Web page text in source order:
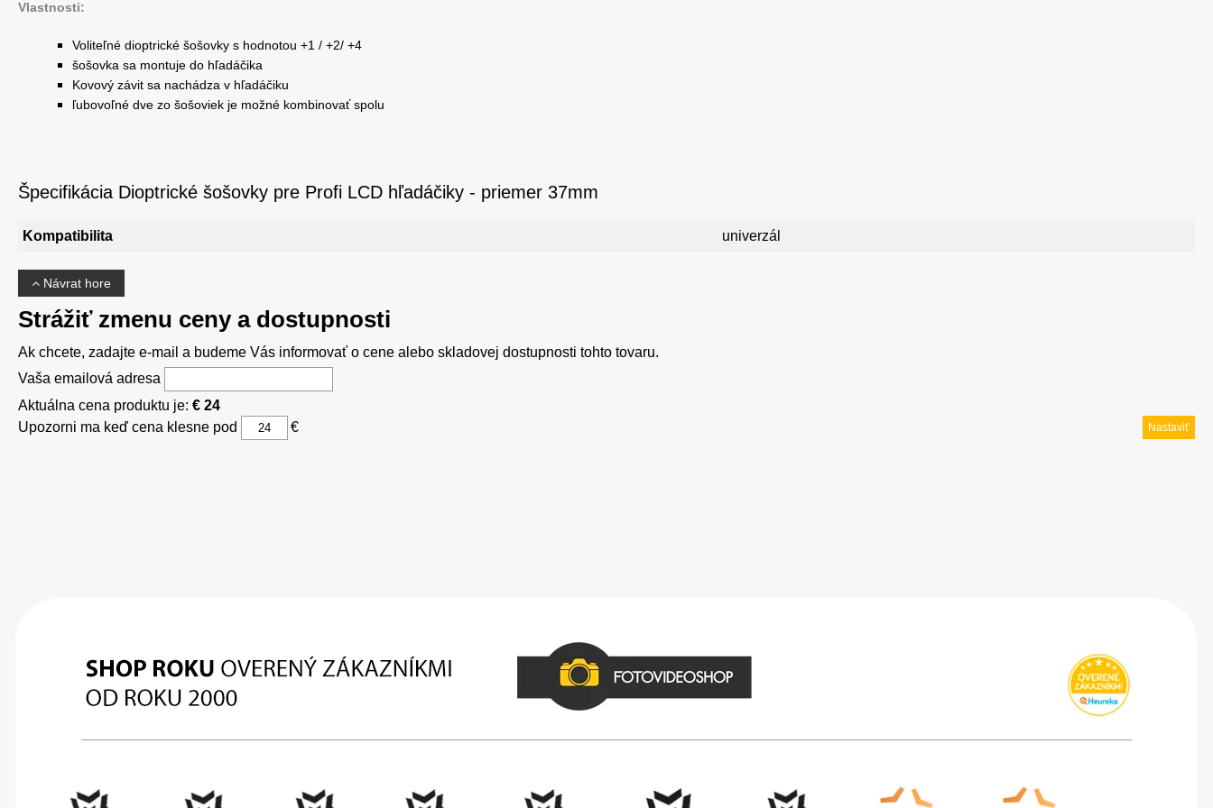
Vlastnosti:
Voliteľné dioptrické šošovky s hodnotou +1 / +2/ +4
šošovka sa montuje do hľadáčika
Kovový závit sa nachádza v hľadáčiku
ľubovoľné dve zo šošoviek je možné kombinovať spolu
Špecifikácia Dioptrické šošovky pre Profi LCD hľadáčiky - priemer 37mm
Kompatibilita univerzál
Návrat hore
Strážiť zmenu ceny a dostupnosti
Ak chcete, zadajte e-mail a budeme Vás informovať o cene alebo skladovej dostupnosti tohto tovaru.
Vaša emailová adresa
Aktuálna cena produktu je: € 24
Upozorni ma keď cena klesne pod
€ Nastaviť